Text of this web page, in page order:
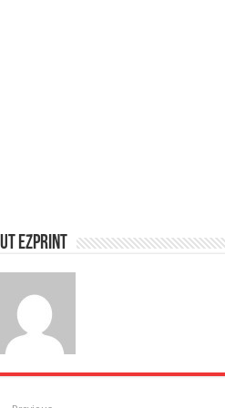
Ezprint